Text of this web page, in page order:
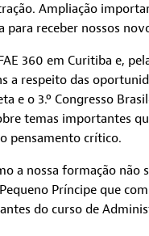
Ampliação
receber nossos
360 em Curitiba e,
a respeito das
e o 3.º Congresso
temas importantes
pensamento crítico.
a nossa formação não
Príncipe que
do curso de